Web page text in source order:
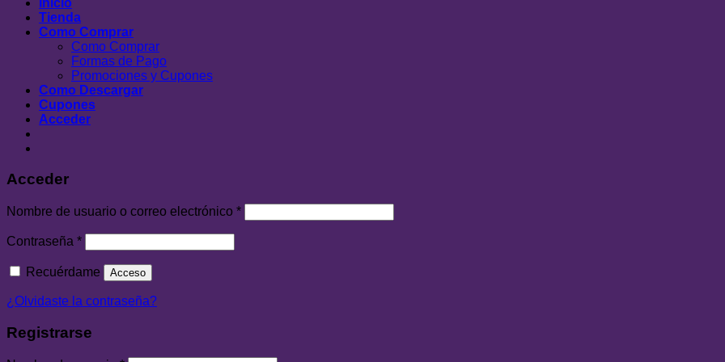
Tienda
Como Comprar
Como Comprar
Formas de Pago
Promociones y Cupones
Como Descargar
Cupones
Acceder
Acceder
Nombre de usuario o correo electrónico *
Contraseña *
Recuérdame Acceso
¿Olvidaste la contraseña?
Registrarse